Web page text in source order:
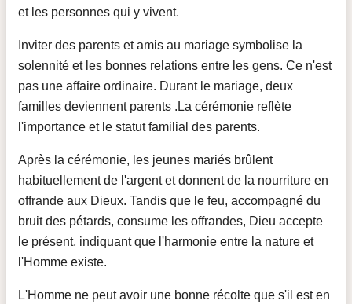
et les personnes qui y vivent.
Inviter des parents et amis au mariage symbolise la
solennité et les bonnes relations entre les gens. Ce n'est
pas une affaire ordinaire. Durant le mariage, deux
familles deviennent parents .La cérémonie reflète
l'importance et le statut familial des parents.
Après la cérémonie, les jeunes mariés brûlent
habituellement de l'argent et donnent de la nourriture en
offrande aux Dieux. Tandis que le feu, accompagné du
bruit des pétards, consume les offrandes, Dieu accepte
le présent, indiquant que l'harmonie entre la nature et
l'Homme existe.
L'Homme ne peut avoir une bonne récolte que s'il est en